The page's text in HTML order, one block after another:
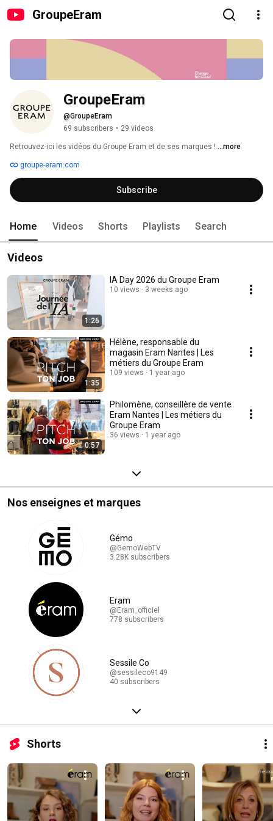
GroupeEram
GroupeEram
@GroupeEram
69 subscribers • 29 videos
Retrouvez-ici les vidéos du Groupe Eram et de ses marques ! ...more
groupe-eram.com
Subscribe
Home Videos Shorts Playlists Search
Videos
1:26
IA Day 2026 du Groupe Eram
10 views 3 weeks ago
1:35
Hélène, responsable du
magasin Eram Nantes | Les
métiers du Groupe Eram
109 views 1 year ago
0:57
Philomène, conseillère de vente
Eram Nantes | Les métiers du
Groupe Eram
36 views 1 year ago
Nos enseignes et marques
Gémo
@GemoWebTV
3.28K subscribers
Eram
@Eram_officiel
778 subscribers
Sessile Co
@sessileco9149
40 subscribers
Shorts